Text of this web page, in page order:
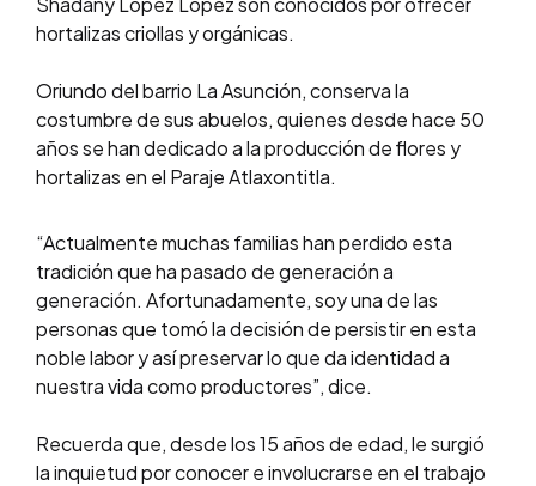
hortalizas criollas y orgánicas.
Oriundo del barrio La Asunción, conserva la
costumbre de sus abuelos, quienes desde hace 50
años se han dedicado a la producción de flores y
hortalizas en el Paraje Atlaxontitla.
“Actualmente muchas familias han perdido esta
tradición que ha pasado de generación a
generación. Afortunadamente, soy una de las
personas que tomó la decisión de persistir en esta
noble labor y así preservar lo que da identidad a
nuestra vida como productores”, dice.
Recuerda que, desde los 15 años de edad, le surgió
la inquietud por conocer e involucrarse en el trabajo